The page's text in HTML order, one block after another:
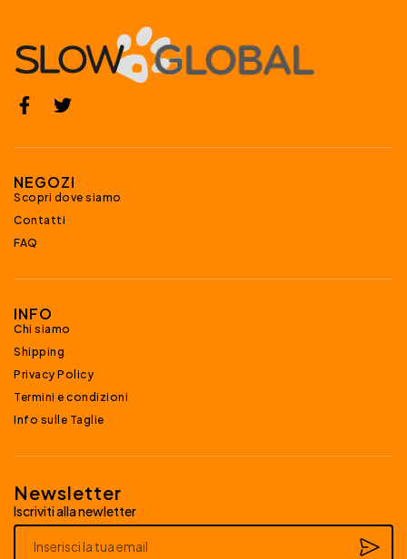
NEGOZI
Scopri dove siamo
Contatti
FAQ
INFO
Chi siamo
Shipping
Privacy Policy
Termini e condizioni
Info sulle Taglie
Newsletter
Iscriviti alla newletter